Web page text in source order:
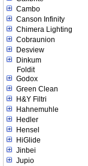
Cambo
Canson Infinity
Chimera Lighting
Cobraunion
Desview
Dinkum
Foldit
Godox
Green Clean
H&Y Filtri
Hahnemuhle
Hedler
Hensel
HiGlide
Jinbei
Jupio